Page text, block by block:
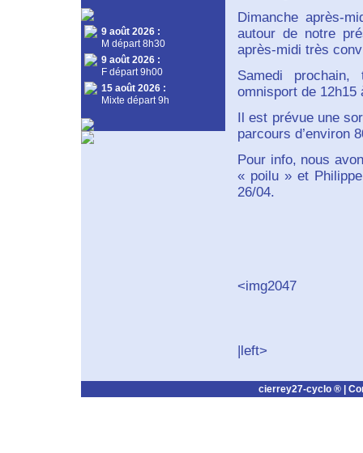
9 août 2026 :
M départ 8h30
9 août 2026 :
F départ 9h00
15 août 2026 :
Mixte départ 9h
Dimanche après-
autour de notre
après-midi très
Samedi
omnisport de 12h15
Il est prévue une
parcours d’environ
Pour info, nous
« poilu » et
26/04.
<img2047
|left>
cierrey27-cyclo ® |